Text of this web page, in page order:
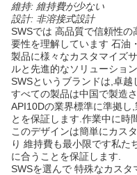
維持: 維持費が少ない
設計: 非溶接式設計
SWSでは 高品質で信頼性
要性を理解しています 石油
製品に様々なカスタマイズ
ルと先進的なソリューショ
SWSというブランドは,卓越
すべての製品は中国で製造さ
API10Dの業界標準に準拠し
とを保証します.作業中に時
このデザインは簡単にカス
り 維持費も最小限です私た
に合うことを保証します.
SWSを選んで 特殊なカス